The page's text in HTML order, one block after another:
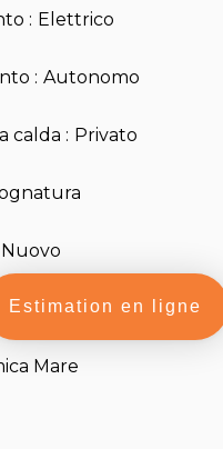
Elettrico
Autonomo
calda Privato
Nuovo
Sud
Mare
Estimation en ligne